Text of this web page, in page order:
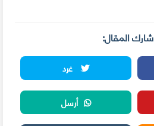
شارك المقال:
غرد
أرسل